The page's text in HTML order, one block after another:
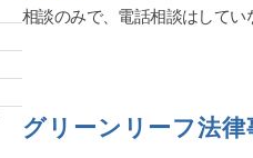
らって、沢山の女性に見て
相談のみで、電話相談はしてい
グリーンリーフ法